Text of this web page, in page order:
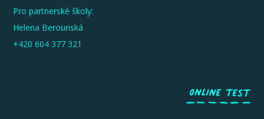
Pro partnerské školy:
Helena Berounská
+420 604 377 321